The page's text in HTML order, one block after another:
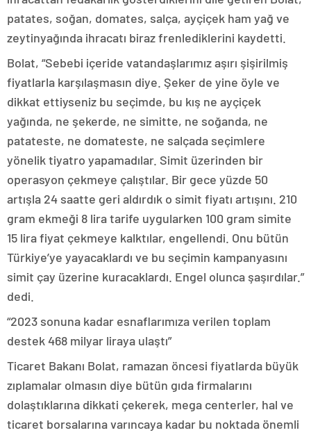
patates, soğan, domates, salça, ayçiçek ham yağ ve
zeytinyağında ihracatı biraz frenlediklerini kaydetti.
Bolat, “Sebebi içeride vatandaşlarımız aşırı şişirilmiş
fiyatlarla karşılaşmasın diye. Şeker de yine öyle ve
dikkat ettiyseniz bu seçimde, bu kış ne ayçiçek
yağında, ne şekerde, ne simitte, ne soğanda, ne
patateste, ne domateste, ne salçada seçimlere
yönelik tiyatro yapamadılar. Simit üzerinden bir
operasyon çekmeye çalıştılar. Bir gece yüzde 50
artışla 24 saatte geri aldırdık o simit fiyatı artışını. 210
gram ekmeği 8 lira tarife uygularken 100 gram simite
15 lira fiyat çekmeye kalktılar, engellendi. Onu bütün
Türkiye’ye yayacaklardı ve bu seçimin kampanyasını
simit çay üzerine kuracaklardı. Engel olunca şaşırdılar.”
dedi.
“2023 sonuna kadar esnaflarımıza verilen toplam
destek 468 milyar liraya ulaştı”
Ticaret Bakanı Bolat, ramazan öncesi fiyatlarda büyük
zıplamalar olmasın diye bütün gıda firmalarını
dolaştıklarına dikkati çekerek, mega centerler, hal ve
ticaret borsalarına varıncaya kadar bu noktada önemli